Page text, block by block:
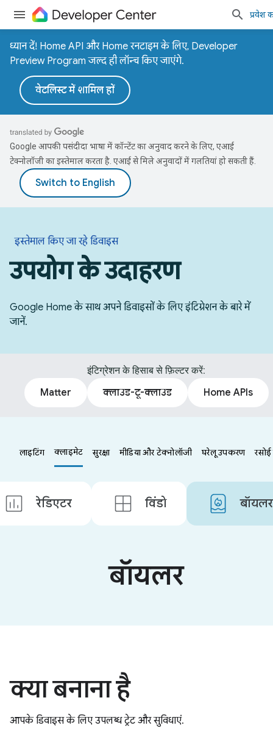
प्रवेश
ध्यान दें! Home API और Home रनटाइम के लिए, Developer
Preview Program जल्द ही लॉन्च किए जाएंगे.
वेटलिस्ट में शामिल हों
Google आपकी पसंदीदा भाषा में कॉन्टेंट का अनुवाद करने के लिए, एआई
टेक्नोलॉजी का इस्तेमाल करता है. एआई से मिले अनुवादों में गलतियां हो सकती हैं.
इस्तेमाल किए जा रहे डिवाइस
उपयोग के उदाहरण
Google Home के साथ अपने डिवाइसों के लिए इंटिग्रेशन के बारे में
जानें.